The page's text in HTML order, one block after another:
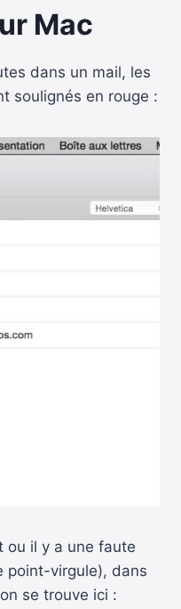
Mac
dans un mail, les
soulignés en rouge :
ou il y a une faute
point-virgule), dans
se trouve ici :